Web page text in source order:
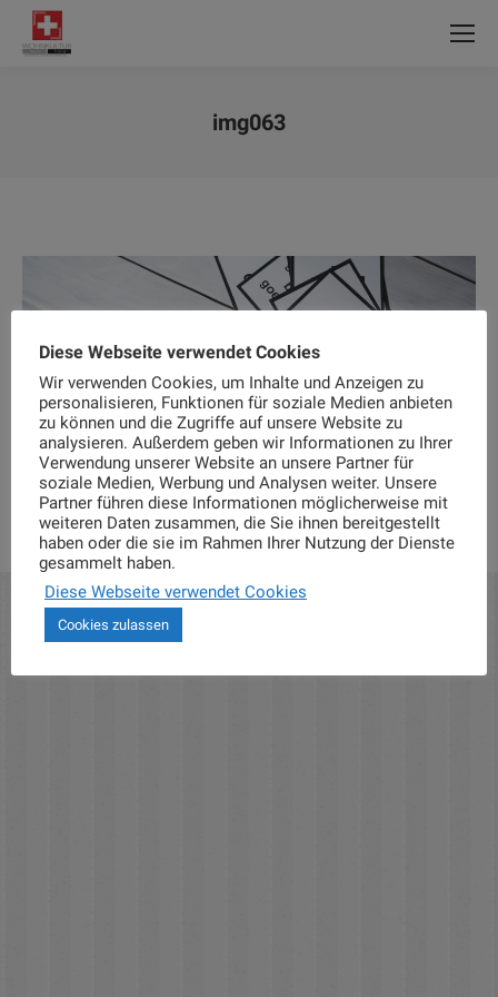
img063
Diese Webseite verwendet Cookies
Wir verwenden Cookies, um Inhalte und Anzeigen zu
personalisieren, Funktionen für soziale Medien anbieten
zu können und die Zugriffe auf unsere Website zu
analysieren. Außerdem geben wir Informationen zu Ihrer
Verwendung unserer Website an unsere Partner für
soziale Medien, Werbung und Analysen weiter. Unsere
Partner führen diese Informationen möglicherweise mit
weiteren Daten zusammen, die Sie ihnen bereitgestellt
haben oder die sie im Rahmen Ihrer Nutzung der Dienste
gesammelt haben.
Diese Webseite verwendet Cookies
Cookies zulassen